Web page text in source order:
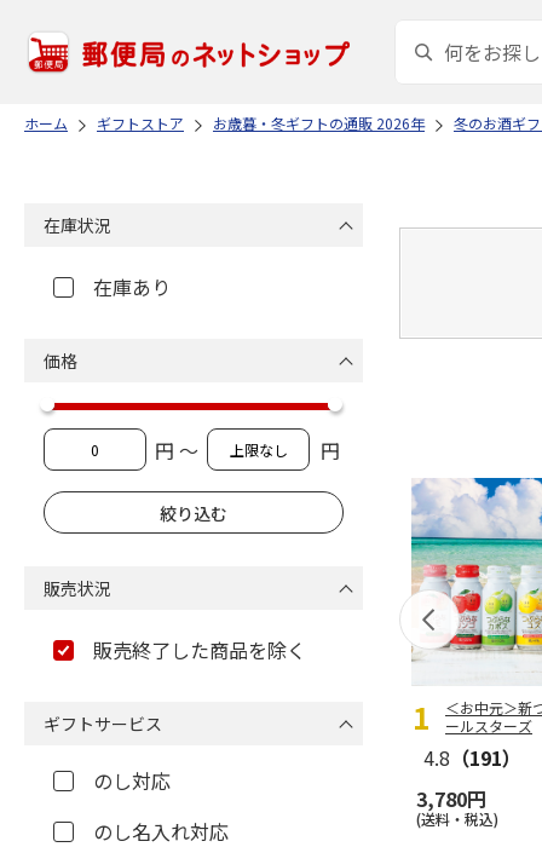
ホーム ギフトストア お歳暮・冬ギフトの通販 2026年 冬のお酒ギ
＜お中元＞新
ールスターズ
4.8 （191）
3,780円
(送料・税込)
在庫状況
在庫あり
価格
円 ～ 円
販売状況
販売終了した商品を除く
ギフトサービス
のし対応
のし名入れ対応